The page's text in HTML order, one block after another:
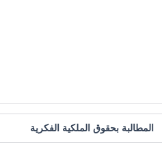
المطالبة بحقوق الملكية الفكرية